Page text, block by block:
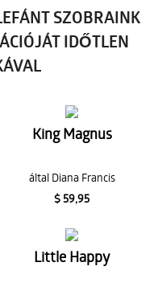
SZOBRAINK
IDŐTLEN
King Magnus
által Diana Francis
$ 59,95
Little Happy